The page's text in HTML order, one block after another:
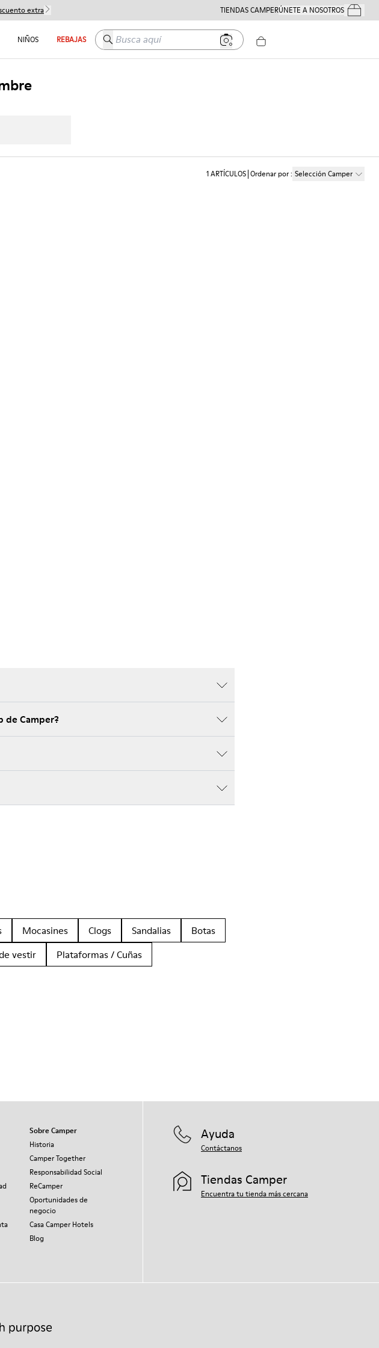
extra TIENDAS CAMPERÚNETE A NOSOTROSTus
NIÑOS REBAJAS Busca aquí
1ARTÍCULOS Ordenar por: Selección Camper
de Camper?
Mocasines Clogs Sandalias
Botas
vestir
Plataformas / Cuñas
Sobre Camper
Historia
Camper Together
Responsabilidad Social
ReCamper
Oportunidades de
negocio
Casa Camper Hotels
Blog
Ayuda
Contáctanos
Tiendas Camper
Encuentra tu tienda más cercana